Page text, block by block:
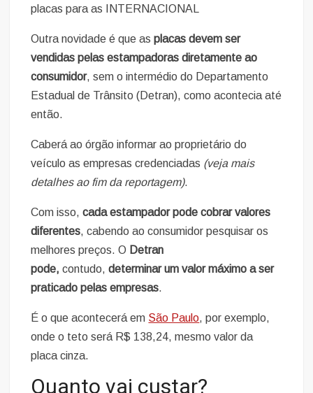
placas para as INTERNACIONAL
Outra novidade é que asplacas devem ser
vendidas pelas estampadoras diretamente ao
consumidor, sem o intermédio do Departamento
Estadual de Trânsito (Detran), como acontecia até
então.
Caberá ao órgão informar ao proprietário do
veículo as empresas credenciadas (veja mais
detalhes ao fim da reportagem).
Com isso,cada estampador pode cobrar valores
diferentes, cabendo ao consumidor pesquisar os
melhores preços. O Detran
pode, contudo,determinar um valor máximo a ser
praticado pelas empresas.
É o que acontecerá em São Paulo, por exemplo,
onde o teto será R$ 138,24, mesmo valor da
placa cinza.